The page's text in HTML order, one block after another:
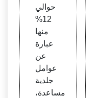
حوالي
12%
منها
عبارة
عن
عوامل
جلدية
مساعدة،